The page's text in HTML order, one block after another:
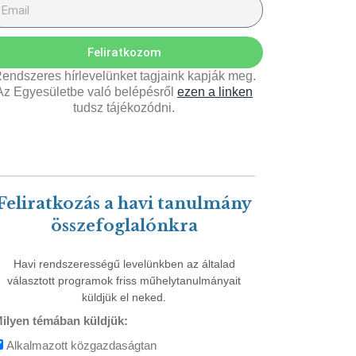
Feliratkozom
hírlevelünket tagjaink kapják meg.
Egyesületbe való belépésről ezen a linken
tudsz tájékozódni.
a havi tanulmány
összefoglalónkra
Havi rendszerességű levelünkben az általad
választott programok friss műhelytanulmányait
küldjük el neked.
témában küldjük:
Alkalmazott közgazdaságtan